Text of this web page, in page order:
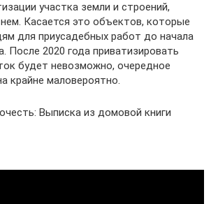
участка земли и строений,
Касается это объектов, которые
для приусадебных работ до начала
После 2020 года приватизировать
будет невозможно, очередное
крайне маловероятно.
Выписка из домовой книги